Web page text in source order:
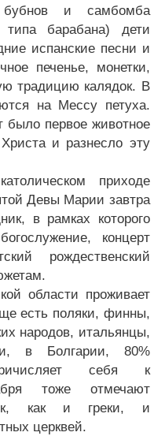
и самбомба
типа барабана) дети
испанские песни и
печенье, монетки,
традицию калядок. В
на Мессу петуха.
было первое животное
и разнесло эту
приходе
Девы Марии завтра
в рамках которого
концерт
рождественский
области проживает
есть поляки, финны,
народов, итальянцы,
в Болгарии, 80%
себя к
тоже отмечают
как и греки, и
церквей.